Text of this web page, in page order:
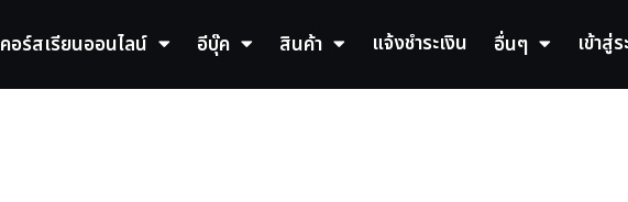
คอร์สเรียนออนไลน์ อีบุ๊ค สินค้า แจ้งชำระเงิน อื่นๆ เข้าสู่